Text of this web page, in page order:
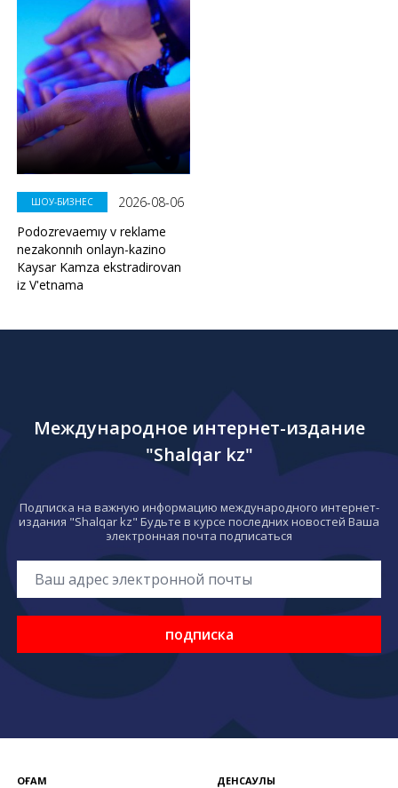
ШОУ-БИЗНЕС
2026-08-06
Podozrevaemıy v reklame
nezakonnıh onlayn-kazino
Kaysar Kamza ekstradirovan
iz V'etnama
Международное интернет-издание
"Shalqar kz"
Подписка на важную информацию международного интернет-
издания "Shalqar kz" Будьте в курсе последних новостей Ваша
электронная почта подписаться
подписка
ҚОҒАМ ДЕНСАУЛЫҚ